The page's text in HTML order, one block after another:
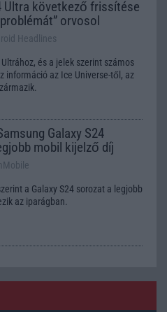
Ultra következő frissítése
orvosol
Headlines
és a jelek szerint számos
információ az Ice Universe-től, az
Galaxy S24
mobil kijelző díj
a Galaxy S24 sorozat a legjobb
az iparágban.